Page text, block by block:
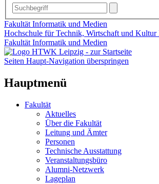
Fakultät Informatik und Medien
Hochschule für Technik, Wirtschaft und Kultur
Fakultät Informatik und Medien
Seiten Haupt-Navigation überspringen
Hauptmenü
Fakultät
Aktuelles
Über die Fakultät
Leitung und Ämter
Personen
Technische Ausstattung
Veranstaltungsbüro
Alumni-Netzwerk
Lageplan